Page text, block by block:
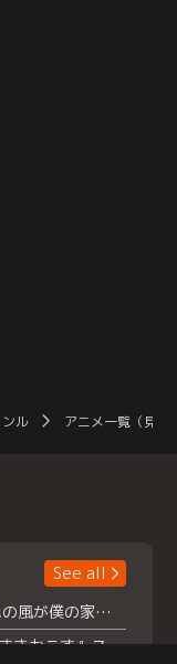
ル アニメ一覧（見放
See all
浮所飛貴主演！ 【夏色の風が僕の家にやってきた】 本日よりテラサで独占配信スタート！
『夏色の雲が恋と嵐をまきおこす』スペシャルメイキング 【Part1】2026年７月18日（土）23時30分～配信スタート！話題のシーンの裏側を大公開！豪華キャスト大集合！ 『武宮家 真夏の家族会議』開催！